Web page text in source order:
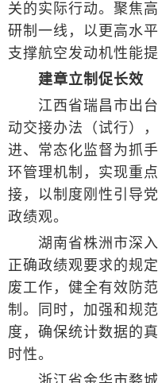
关的实际行动。聚焦
研制一线，以更高水
支撑航空发动机性能提
建章立制促长效
江西省瑞昌市出台
动交接办法（试行）
进、常态化监督为抓
环管理机制，实现重
接，以制度刚性引导
政绩观。
湖南省株洲市深入
正确政绩观要求的规
废工作，健全有效防
制。同时，加强和规
度，确保统计数据的
时性。